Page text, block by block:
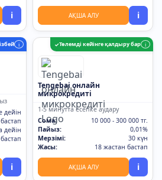
i АҚША АЛУ i
i
дейін
дейін
i
✓Төлемді кейінге қалдыру бар i
Tengebai онлайн
микрокредиті
1-5 минутта есепке аудару
Сома:
10 000 - 300 000 тг.
Пайыз:
0,01%
Мерзімі:
30 күн
Жасы:
18 жастан бастап
АҚША АЛУ i